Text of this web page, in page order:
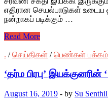
எதிரான செயல்பாடுகள்
நன்றாகப் படிக்கும் …
Read More
. /செய்திகள் /பெண்கள் பக்கம்
‘தர்ம பிரபு’ இயக்குனரின்
August 16, 2019 - by Su